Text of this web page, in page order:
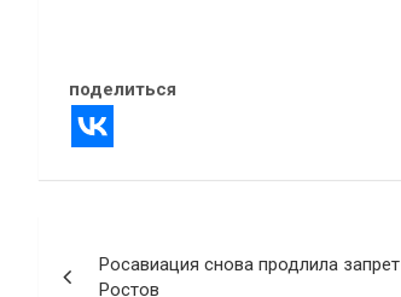
поделиться
Росавиация снова продлила
Ростов